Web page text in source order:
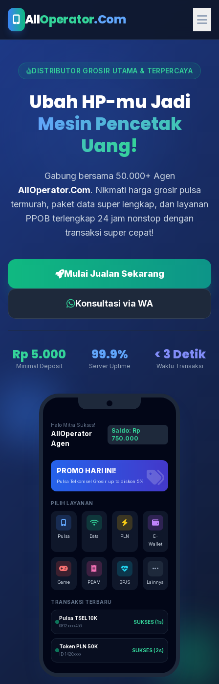
AllOperator.Com
DISTRIBUTOR GROSIR UTAMA & TERPERCAYA
Ubah HP-mu Jadi
Mesin Pencetak
Uang!
Gabung bersama 50.000+ Agen
AllOperator.Com. Nikmati harga grosir pulsa
termurah, paket data super lengkap, dan layanan
PPOB terlengkap 24 jam nonstop dengan
transaksi super cepat!
Mulai Jualan Sekarang
Konsultasi via WA
Rp 5.000
Minimal Deposit
99.9%
Server Uptime
< 3 Detik
Waktu Transaksi
Halo Mitra Sukses!
AllOperator
Agen
Saldo: Rp
750.000
PROMO HARI INI!
Pulsa Telkomsel Grosir up to diskon 5%
PILIH LAYANAN
Pulsa Data PLN
E-
Wallet
Game PDAM BPJS Lainnya
TRANSAKSI TERBARU
Pulsa TSEL 10K
0812xxxx456
SUKSES (1s)
Token PLN 50K
ID 1420xxxx
SUKSES (2s)
Transfer DANA 100K